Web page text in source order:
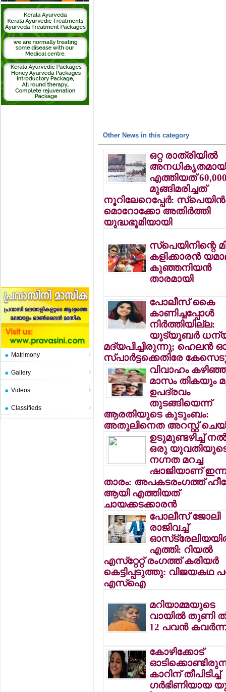
Matrimony
Gallery
Videos
Classifieds
Other News in this category
ഒറ്റ രാത്രിയില്‍
എത്തിയത്
മുങ്ങിമരിച്ചത്
നൂറിലേറെപ്പേര്‍:
മൊറോക്കോ അതിര്‍ത്തി
യുദ്ധഭൂമിയായി
സ്‌പെയിനിന്റെ
കളിക്കാരന്‍
കുഞ്ഞനിയന്‍
താരമായി
പോലീസ് കൈ
കാണിച്ചപ്പോള്‍
നിര്‍ത്തിയില്ല:
യുട്യൂബര്‍
മദ്യപിച്ചിരുന്നു; ഹെലന്‍
സ്പാര്‍ട്ടക്കെതിരേ
വിവാഹം
മാസം തികയും
ഉപദ്രവം
തുടങ്ങിയെന്ന്
ആരതിയുടെ കുടുംബം:
അതുലിനെത അറസ്റ്റ്
ഉടുമുണ്ടഴിച്ച്
ഒരു
നഗ്നത മറച്ച
ഷാജിയാണ്
താരം: അപകടരംഗത്ത്
ആയി എത്തിയത്
ചായക്കടക്കാരന്‍
പോലീസ് ജോലി
രാജിവച്ച്
എത്തി: റിയല്‍
എസ്‌റ്റേറ്റ് രംഗത്ത് കരിയര്‍
കെട്ടിപ്പടുത്തു: വിജയകഥ
എസ്‌ഐ
മറിയാമ്മയുടെ
വായില്‍ തുണി
12 പവന്‍
കോഴിക്കോട്
കാറിന് തീപിടിച്ച്
ഗര്‍ഭിണിയായ